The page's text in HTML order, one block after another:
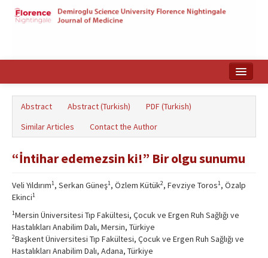
Türkçe
Abstract Abstract (Turkish)
PDF (Turkish)
Similar Articles
Contact the Author
“İntihar edemezsin ki!” Bir olgu sunumu
Veli Yıldırım1, Serkan Güneş1, Özlem Kütük2, Fevziye Toros1, Özalp
Ekinci1
1Mersin Üniversitesi Tıp Fakültesi, Çocuk ve Ergen Ruh Sağlığı ve
Hastalıkları Anabilim Dalı, Mersin, Türkiye
2Başkent Üniversitesi Tıp Fakültesi, Çocuk ve Ergen Ruh Sağlığı ve
Hastalıkları Anabilim Dalı, Adana, Türkiye